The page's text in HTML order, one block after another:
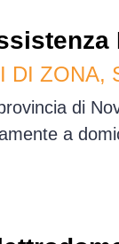
DI ZONA,
di
a